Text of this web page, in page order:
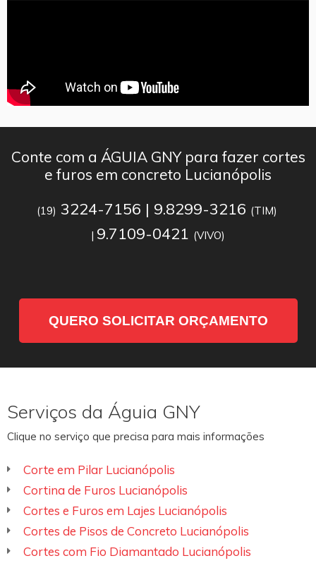
Conte com a ÁGUIA GNY para fazer cortes
e furos em concreto Lucianópolis
(19) 3224-7156 | 9.8299-3216 (TIM)
| 9.7109-0421 (VIVO)
QUERO SOLICITAR ORÇAMENTO
Serviços da Águia GNY
Clique no serviço que precisa para mais informações
Corte em Pilar Lucianópolis
Cortina de Furos Lucianópolis
Cortes e Furos em Lajes Lucianópolis
Cortes de Pisos de Concreto Lucianópolis
Cortes com Fio Diamantado Lucianópolis